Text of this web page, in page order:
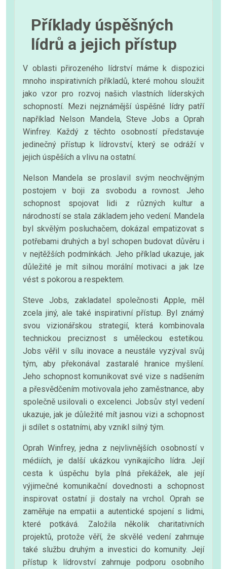
Příklady úspěšných
lídrů a jejich přístup
V oblasti přirozeného lídrství máme k dispozici
mnoho inspirativních příkladů, které mohou sloužit
jako vzor pro rozvoj našich vlastních líderských
schopností. Mezi nejznámější úspěšné lídry patří
například Nelson Mandela, Steve Jobs a Oprah
Winfrey. Každý z těchto osobností představuje
jedinečný přístup k lídrovství, který se odráží v
jejich úspěších a vlivu na ostatní.
Nelson Mandela se proslavil svým neochvějným
postojem v boji za svobodu a rovnost. Jeho
schopnost spojovat lidi z různých kultur a
národností se stala základem jeho vedení. Mandela
byl skvělým posluchačem, dokázal empatizovat s
potřebami druhých a byl schopen budovat důvěru i
v nejtěžších podmínkách. Jeho příklad ukazuje, jak
důležité je mít silnou morální motivaci a jak lze
vést s pokorou a respektem.
Steve Jobs, zakladatel společnosti Apple, měl
zcela jiný, ale také inspirativní přístup. Byl známý
svou vizionářskou strategií, která kombinovala
technickou preciznost s uměleckou estetikou.
Jobs věřil v sílu inovace a neustále vyzýval svůj
tým, aby překonával zastaralé hranice myšlení.
Jeho schopnost komunikovat své vize s nadšením
a přesvědčením motivovala jeho zaměstnance, aby
společně usilovali o excelenci. Jobsův styl vedení
ukazuje, jak je důležité mít jasnou vizi a schopnost
ji sdílet s ostatními, aby vznikl silný tým.
Oprah Winfrey, jedna z nejvlivnějších osobností v
médiích, je další ukázkou vynikajícího lídra. Její
cesta k úspěchu byla plná překážek, ale její
výjimečné komunikační dovednosti a schopnost
inspirovat ostatní ji dostaly na vrchol. Oprah se
zaměřuje na empatii a autentické spojení s lidmi,
které potkává. Založila několik charitativních
projektů, protože věří, že skvělé vedení zahrnuje
také službu druhým a investici do komunity. Její
přístup k lídrovství zahrnuje podporu osobního